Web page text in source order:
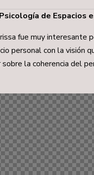
de Espacios
fue muy interesante
personal con la visión
la coherencia del